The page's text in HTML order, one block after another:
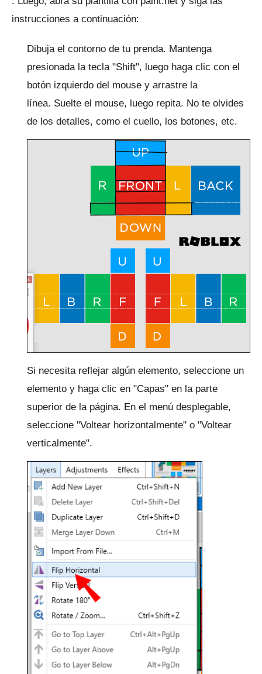
instrucciones a continuación:
Dibuja el contorno de tu prenda. Mantenga
presionada la tecla "Shift", luego haga clic con el
botón izquierdo del mouse y arrastre la
línea. Suelte el mouse, luego repita. No te olvides
de los detalles, como el cuello, los botones, etc.
Si necesita reflejar algún elemento, seleccione un
elemento y haga clic en "Capas" en la parte
superior de la página. En el menú desplegable,
seleccione "Voltear horizontalmente" o "Voltear
verticalmente".